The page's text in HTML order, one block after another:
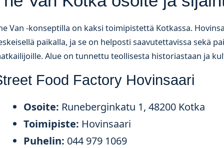
Van -konseptilla on kaksi toimipistettä Kotkassa.
paikalla, ja se on helposti saavutettavissa sekä
Alue on tunnettu teollisesta historiastaan ja
Food Factory Hovinsaari
Osoite: Runeberginkatu 1, 48200 Kotka
Toimipiste: Hovinsaari
Puhelin: 044 979 1069